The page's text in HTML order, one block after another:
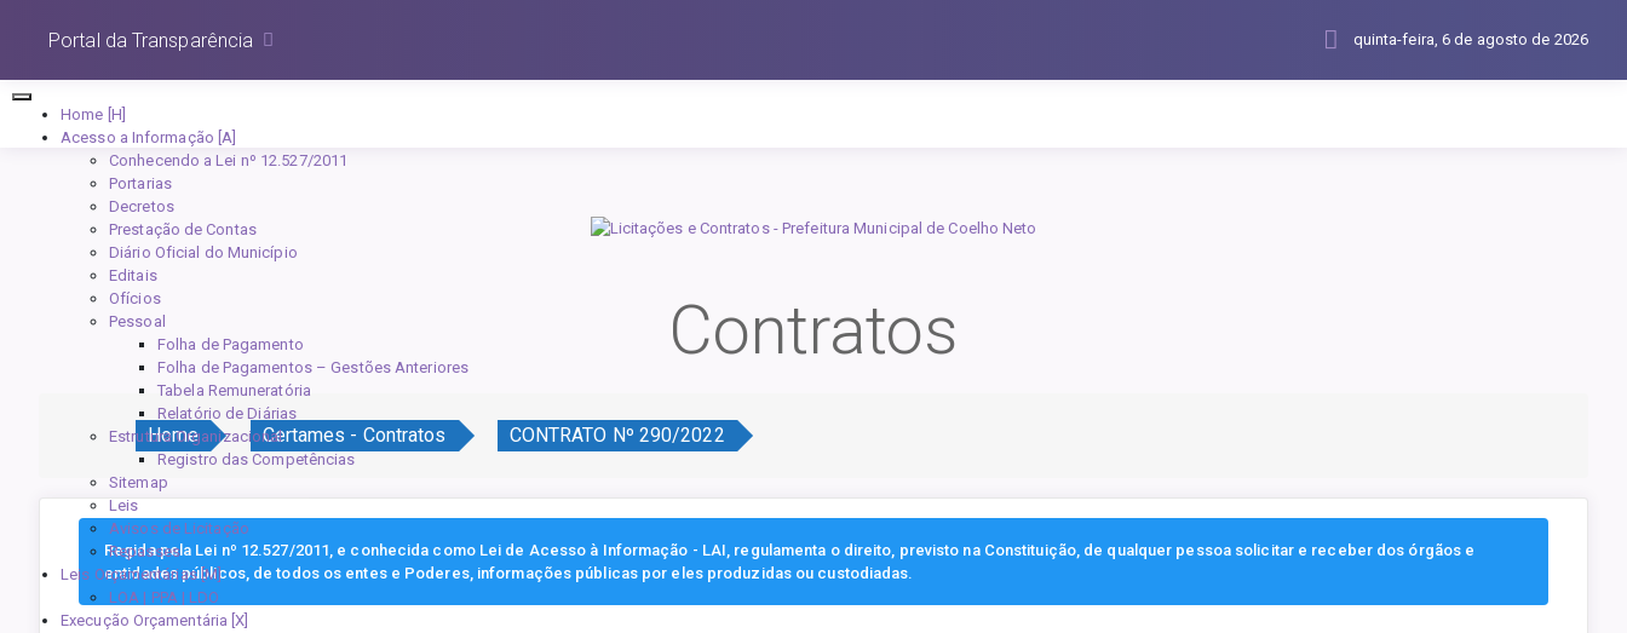
Home [H]
Acesso a Informação [A]
Conhecendo a Lei nº 12.527/2011
Portarias
Decretos
Prestação de Contas
Diário Oficial do Município
Editais
Ofícios
Pessoal
Folha de Pagamento
Folha de Pagamentos – Gestões Anteriores
Tabela Remuneratória
Relatório de Diárias
Estrutura Organizacional
Registro das Competências
Sitemap
Leis
Avisos de Licitação
Repasses
Leis Orçamentárias [M]
LOA | PPA | LDO
Execução Orçamentária [X]
Portal da Transparência quinta-feira, 6 de agosto de 2026
Contratos
Home Certames - Contratos CONTRATO Nº 290/2022
Regida pela Lei nº 12.527/2011, e conhecida como Lei de Acesso à Informação - LAI, regulamenta o direito, previsto na Constituição, de qualquer pessoa solicitar e receber dos órgãos e
entidades públicos, de todos os entes e Poderes, informações públicas por eles produzidas ou custodiadas.